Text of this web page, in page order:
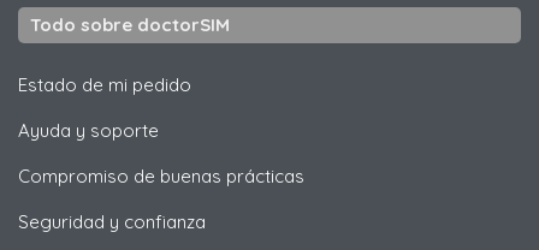
Todo sobre doctorSIM
Estado de mi pedido
Ayuda y soporte
Compromiso de buenas prácticas
Seguridad y confianza